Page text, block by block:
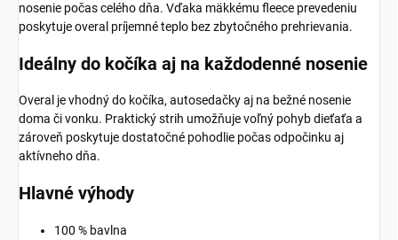
nosenie počas celého dňa. Vďaka mäkkému fleece prevedeniu
poskytuje overal príjemné teplo bez zbytočného prehrievania.
Ideálny do kočíka aj na každodenné nosenie
Overal je vhodný do kočíka, autosedačky aj na bežné nosenie
doma či vonku. Praktický strih umožňuje voľný pohyb dieťaťa a
zároveň poskytuje dostatočné pohodlie počas odpočinku aj
aktívneho dňa.
Hlavné výhody
100 % bavlna